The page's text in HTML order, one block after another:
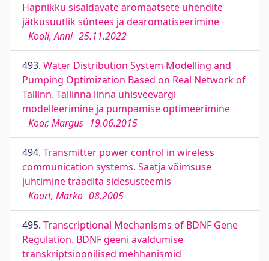
Hapnikku sisaldavate aromaatsete ühendite
jätkusuutlik süntees ja dearomatiseerimine
Kooli, Anni 25.11.2022
493. Water Distribution System Modelling and
Pumping Optimization Based on Real Network of
Tallinn. Tallinna linna ühisveevärgi
modelleerimine ja pumpamise optimeerimine
Koor, Margus 19.06.2015
494. Transmitter power control in wireless
communication systems. Saatja võimsuse
juhtimine traadita sidesüsteemis
Koort, Marko 08.2005
495. Transcriptional Mechanisms of BDNF Gene
Regulation. BDNF geeni avaldumise
transkriptsioonilised mehhanismid